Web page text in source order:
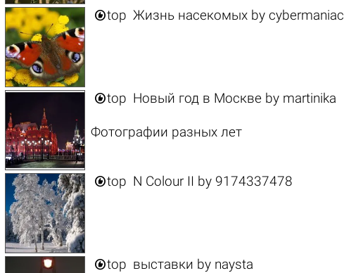
top Жизнь насекомых bycybermaniac
top Новый год в Москве by martinika
Фотографии разных лет
top N Colour II by 9174337478
top выставки by naysta